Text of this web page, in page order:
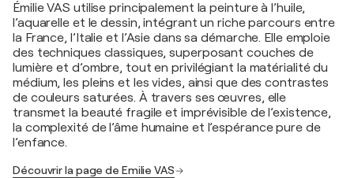
Émilie VAS utilise principalement la peinture à l’huile,
l’aquarelle et le dessin, intégrant un riche parcours entre
la France, l’Italie et l’Asie dans sa démarche. Elle emploie
des techniques classiques, superposant couches de
lumière et d’ombre, tout en privilégiant la matérialité du
médium, les pleins et les vides, ainsi que des contrastes
de couleurs saturées. À travers ses œuvres, elle
transmet la beauté fragile et imprévisible de l’existence,
la complexité de l’âme humaine et l’espérance pure de
l’enfance.
Découvrir la page de Emilie VAS